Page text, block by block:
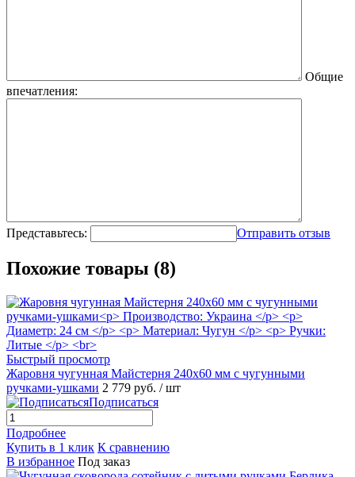
Общие
впечатления:
Представьтесь: Отправить отзыв
Похожие товары (8)
Быстрый просмотр
Жаровня чугунная Майстерня 240х60 мм с чугунными
ручками-ушками 2 779 руб. / шт
Подписаться
Подробнее
Купить в 1 клик К сравнению
В избранное Под заказ